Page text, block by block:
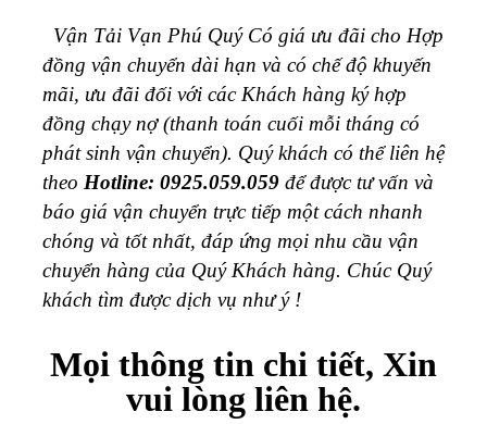
Vận Tải Vạn Phú Quý Có giá ưu đãi cho Hợp
đồng vận chuyển dài hạn và có chế độ khuyến
mãi, ưu đãi đối với các Khách hàng ký hợp
đồng chạy nợ (thanh toán cuối mỗi tháng có
phát sinh vận chuyển). Quý khách có thể liên hệ
theo Hotline: 0925.059.059 để được tư vấn và
báo giá vận chuyển trực tiếp một cách nhanh
chóng và tốt nhất, đáp ứng mọi nhu cầu vận
chuyển hàng của Quý Khách hàng. Chúc Quý
khách tìm được dịch vụ như ý !
Mọi thông tin chi tiết, Xin
vui lòng liên hệ.